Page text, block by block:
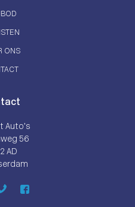
ONS
Auto’s
56
AD